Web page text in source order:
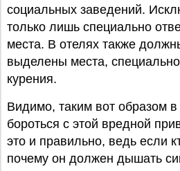
социальных заведений.
только лишь специально
места. В отелях также
выделены места,
курения.
Видимо, таким вот образом
бороться с этой вредной
это и правильно, ведь если
почему он должен дышать